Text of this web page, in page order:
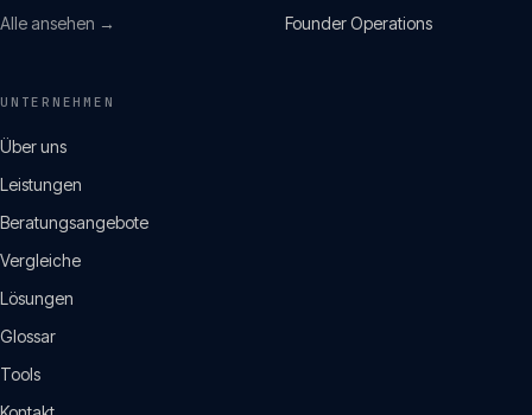
Alle ansehen →
Founder Operations
UNTERNEHMEN
Über uns
Leistungen
Beratungsangebote
Vergleiche
Lösungen
Glossar
Tools